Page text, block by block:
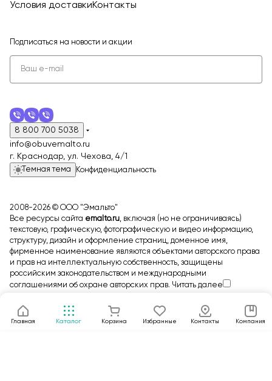
Главная Каталог Корзина Избранные Контакты Компания
Условия доставкиКонтакты
Подписаться на новости и акции
8 800 700 5038
info@obuvemalto.ru
г. Краснодар, ул. Чехова, 4/1
Темная тема Конфиденциальность
2008-2026 © ООО "Эмальто"
Все ресурсы сайта emalto.ru, включая (но не ограничиваясь)
текстовую, графическую, фотографическую и видео информацию,
структуру, дизайн и оформление страниц, доменное имя,
фирменное наименование являются объектами авторского права
и прав на интеллектуальную собственность, защищены
российским законодательством и международными
соглашениями об охране авторских прав. Читать далее